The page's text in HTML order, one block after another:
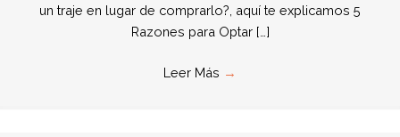
un traje en lugar de comprarlo?, aquí te explicamos 5
Razones para Optar […]
Leer Más →